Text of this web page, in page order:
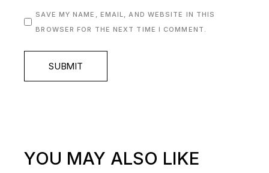
SAVE MY NAME, EMAIL, AND WEBSITE IN THIS
BROWSER FOR THE NEXT TIME I COMMENT.
SUBMIT
YOU MAY ALSO LIKE